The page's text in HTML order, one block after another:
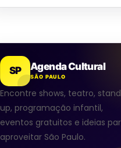
SP Agenda Cultural
SÃO PAULO
Encontre shows, teatro,
up, programação infantil,
eventos gratuitos e ideias
aproveitar São Paulo.